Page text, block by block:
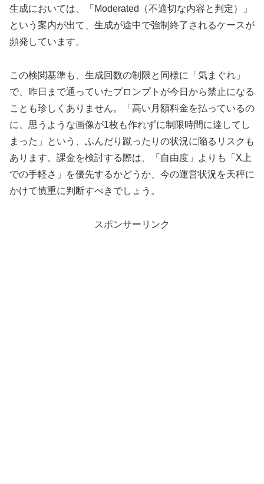
生成においては、「Moderated（不適切な内容と判定）」
という案内が出て、生成が途中で強制終了されるケースが
頻発しています。
この検閲基準も、生成回数の制限と同様に「気まぐれ」
で、昨日まで通っていたプロンプトが今日から禁止になる
ことも珍しくありません。「高い月額料金を払っているの
に、思うような画像が1枚も作れずに制限時間に達してし
まった」という、ふんだり蹴ったりの状況に陥るリスクも
あります。課金を検討する際は、「自由度」よりも「X上
での手軽さ」を優先するかどうか、今の運営状況を天秤に
かけて慎重に判断すべきでしょう。
スポンサーリンク